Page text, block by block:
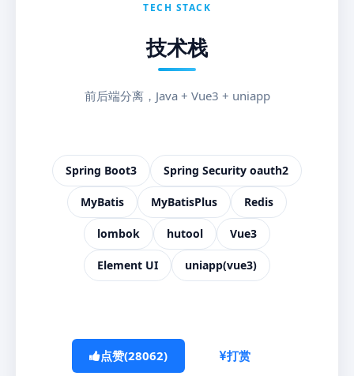
TECH STACK
技术栈
前后端分离，Java + Vue3 + uniapp
Spring Boot3 Spring Security oauth2
MyBatis MyBatisPlus Redis
lombok hutool Vue3
Element UI uniapp(vue3)
点赞(28062) 打赏